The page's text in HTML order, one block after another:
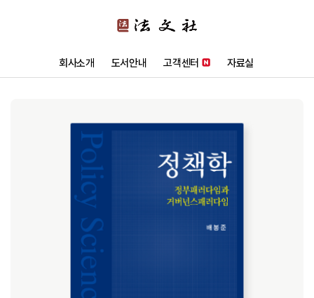
회사소개 도서안내 고객센터 자료실